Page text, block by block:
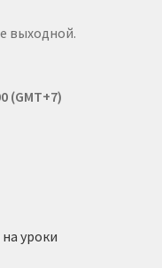
выходной.
(GMT+7)
уроки